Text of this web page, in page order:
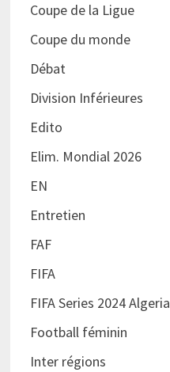
Coupe de la Ligue
Coupe du monde
Débat
Division Inférieures
Edito
Elim. Mondial 2026
EN
Entretien
FAF
FIFA
FIFA Series 2024 Algeria
Football féminin
Inter régions